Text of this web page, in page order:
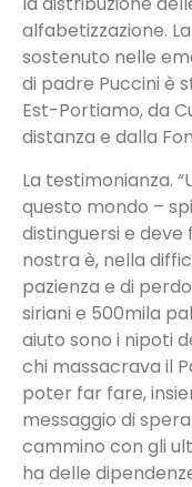
alfabetizzazione.
sostenuto nelle
di padre Puccini è
Est-Portiamo, da
distanza e dalla
La testimonianza.
questo mondo –
distinguersi e
nostra è, nella
pazienza e di
siriani e 500mila
aiuto sono i nipoti
chi massacrava il
poter far fare,
messaggio di
cammino con gli
ha delle